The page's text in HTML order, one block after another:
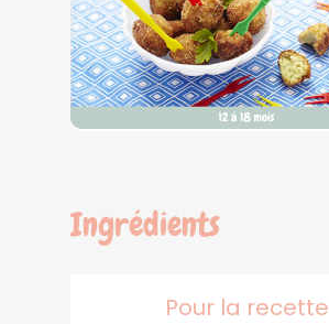
Ingrédients
Pour la recette